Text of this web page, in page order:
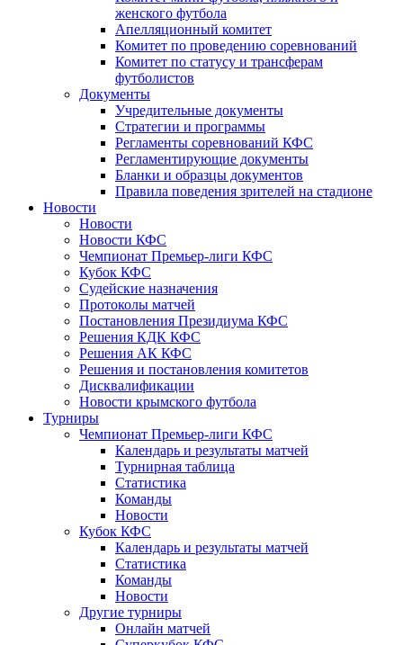
женского футбола
Апелляционный комитет
Комитет по проведению соревнований
Комитет по статусу и трансферам
футболистов
Документы
Учредительные документы
Стратегии и программы
Регламенты соревнований КФС
Регламентирующие документы
Бланки и образцы документов
Правила поведения зрителей на стадионе
Новости
Новости
Новости КФС
Чемпионат Премьер-лиги КФС
Кубок КФС
Судейские назначения
Протоколы матчей
Постановления Президиума КФС
Решения КДК КФС
Решения АК КФС
Решения и постановления комитетов
Дисквалификации
Новости крымского футбола
Турниры
Чемпионат Премьер-лиги КФС
Календарь и результаты матчей
Турнирная таблица
Статистика
Команды
Новости
Кубок КФС
Календарь и результаты матчей
Статистика
Команды
Новости
Другие турниры
Онлайн матчей